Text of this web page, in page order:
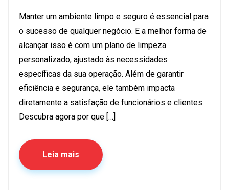
Manter um ambiente limpo e seguro é essencial para
o sucesso de qualquer negócio. E a melhor forma de
alcançar isso é com um plano de limpeza
personalizado, ajustado às necessidades
específicas da sua operação. Além de garantir
eficiência e segurança, ele também impacta
diretamente a satisfação de funcionários e clientes.
Descubra agora por que […]
Leia mais